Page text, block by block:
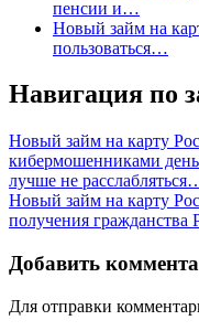
пенсии и…
Новый займ на
пользоваться…
Навигация по
Новый займ на карту
кибермошенниками
лучше не
Новый займ на карту
получения
Добавить
Для отправки